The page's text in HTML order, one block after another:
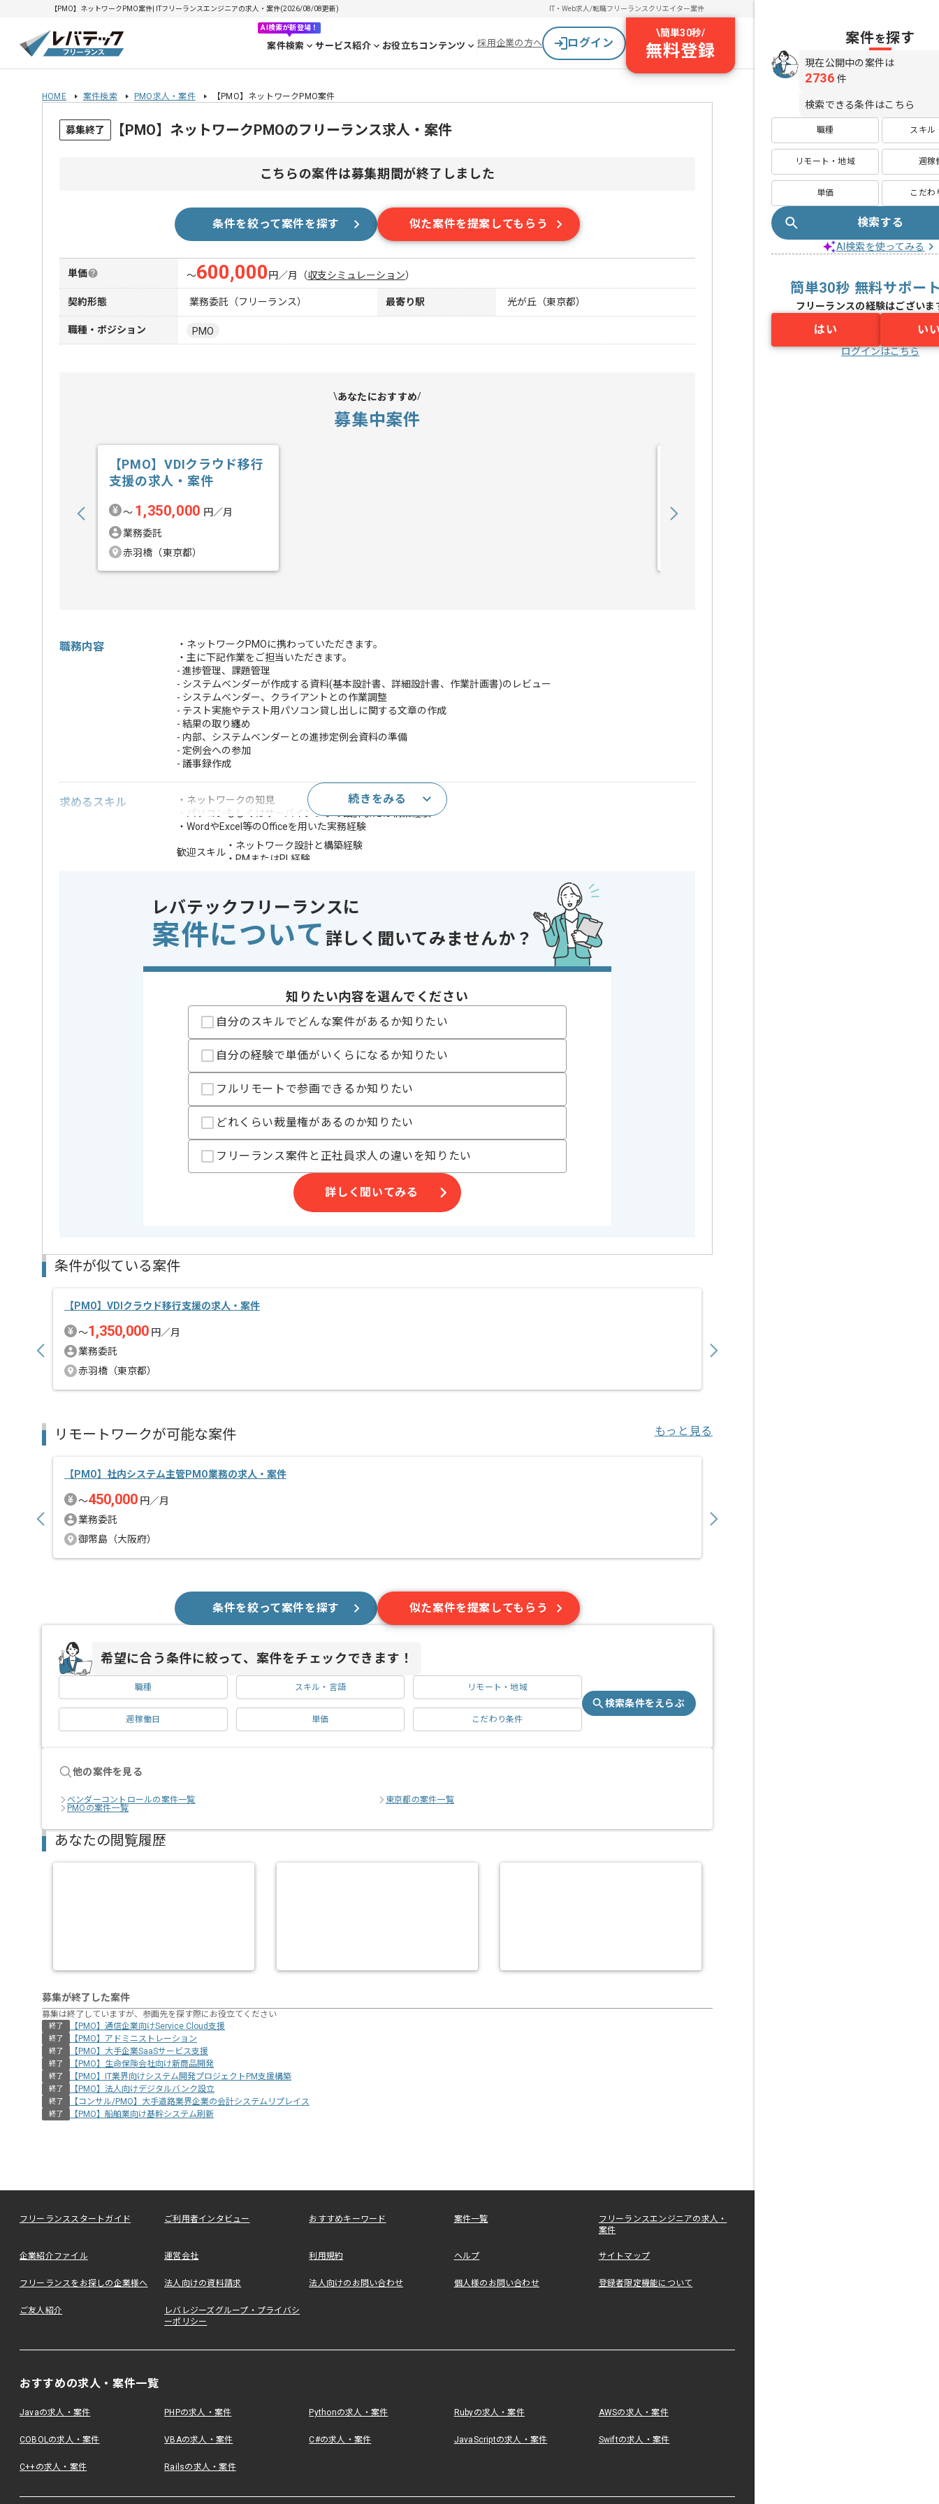
【PMO】ネットワークPMO案件| ITフリーランスエンジニアの求人・案件(2026/08/08更新) IT・Web求人/転職フリーランスクリエイター案件
AI検索が新登場！
案件検索 サービス紹介 お役立ちコンテンツ 採用企業の方へ ログイン
\簡単30秒/
無料登録
HOME 案件検索 PMO求人・案件 【PMO】ネットワークPMO案件
募集終了 【PMO】ネットワークPMOのフリーランス求人・案件
こちらの案件は募集期間が終了しました
条件を絞って案件を探す 似た案件を提案してもらう
単価 〜600,000 円／月 （収支シミュレーション）
契約形態 業務委託（フリーランス） 最寄り駅 光が丘（東京都）
職種・ポジション PMO
あなたにおすすめ
募集中案件
【PMO】VDIクラウド移行
支援の求人・案件
〜 1,350,000 円／月
業務委託
赤羽橋（東京都）
職務内容
・ネットワークPMOに携わっていただきます。
・主に下記作業をご担当いただきます。
- 進捗管理、課題管理
- システムベンダーが作成する資料(基本設計書、詳細設計書、作業計画書)のレビュー
- システムベンダー、クライアントとの作業調整
- テスト実施やテスト用パソコン貸し出しに関する文章の作成
- 結果の取り纏め
- 内部、システムベンダーとの進捗定例会資料の準備
- 定例会への参加
- 議事録作成
求めるスキル
・ネットワークの知見
・パソコンもしくはサーバインフラの設計または構築経験
・WordやExcel等のOfficeを用いた実務経験
歓迎スキル
・ネットワーク設計と構築経験
・PMまたはPL経験
この案件のポイント 業務内容
ベンダーコントロール
特徴
参画実績あり , 20代活躍中 , 30代活躍中
精算条件
有
支払いサイト
15日
レバテックでの実績がある企業の案件でございます。
PMOの経験を活かすことができます。
複数案件を保有している企業ですので、
ご経験と実績に応じて別案件のご提案も差し上げる場合がございます。
新しいアイディアや技術を積極的に導入し、
経験豊富なメンバーと成長が出来る環境でございます。
スキルアップされたい方、長期的に参画されたい方にオススメの案件です。
続きをみる
レバテックフリーランスに
案件について 詳しく聞いてみませんか？
知りたい内容を選んでください
自分のスキルでどんな案件があるか知りたい
自分の経験で単価がいくらになるか知りたい
フルリモートで参画できるか知りたい
どれくらい裁量権があるのか知りたい
フリーランス案件と正社員求人の違いを知りたい
詳しく聞いてみる
条件が似ている案件
【PMO】VDIクラウド移行支援の求人・案件
〜1,350,000 円／月
業務委託
赤羽橋（東京都）
リモートワークが可能な案件 もっと見る
【PMO】社内システム主管PMO業務の求人・案件
〜450,000 円／月
業務委託
御幣島（大阪府）
条件を絞って案件を探す 似た案件を提案してもらう
希望に合う条件に絞って、案件をチェックできます！
職種 スキル・言語 リモート・地域
週稼働日 単価 こだわり条件
検索条件をえらぶ
他の案件を見る
ベンダーコントロールの案件一覧
東京都の案件一覧
PMOの案件一覧
あなたの閲覧履歴
募集が終了した案件
募集は終了していますが、参画先を探す際にお役立てください
終了 【PMO】通信企業向けService Cloud支援
終了 【PMO】アドミニストレーション
終了 【PMO】大手企業SaaSサービス支援
終了 【PMO】生命保険会社向け新商品開発
終了 【PMO】IT業界向けシステム開発プロジェクトPM支援構築
終了 【PMO】法人向けデジタルバンク設立
終了 【コンサル/PMO】大手道路業界企業の会計システムリプレイス
終了 【PMO】船舶業向け基幹システム刷新
フリーランススタートガイド ご利用者インタビュー おすすめキーワード 案件一覧
フリーランスエンジニアの求人・
案件
企業紹介ファイル 運営会社 利用規約 ヘルプ サイトマップ
フリーランスをお探しの企業様へ 法人向けの資料請求 法人向けのお問い合わせ 個人様のお問い合わせ 登録者限定機能について
ご友人紹介
レバレジーズグループ・プライバシ
ーポリシー
おすすめの求人・案件一覧
Javaの求人・案件 PHPの求人・案件 Pythonの求人・案件 Rubyの求人・案件 AWSの求人・案件
COBOLの求人・案件 VBAの求人・案件 C#の求人・案件 JavaScriptの求人・案件 Swiftの求人・案件
C++の求人・案件 Railsの求人・案件
案件を探す
現在公開中の案件は
2736 件
検索できる条件はこちら
職種 スキル
リモート・地域 週稼
単価 こだわ
検索する
AI検索を使ってみる
簡単30秒 無料サポー
フリーランスの経験はございま
はい い
ログインはこちら